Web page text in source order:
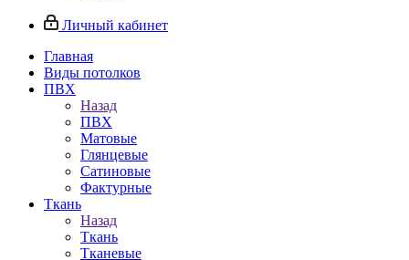
Личный кабинет
Главная
Виды потолков
ПВХ
Назад
ПВХ
Матовые
Глянцевые
Сатиновые
Фактурные
Ткань
Назад
Ткань
Тканевые